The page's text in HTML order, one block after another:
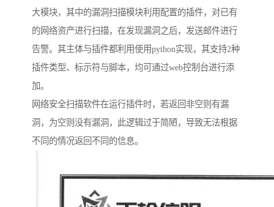
大模块，其中的漏洞扫描模块利用配置的插件，对已有
的网络资产进行扫描，在发现漏洞之后，发送邮件进行
告警。其主体与插件都利用使用python实现，其支持2种
插件类型、标示符与脚本，均可通过web控制台进行添
加。
网络安全扫描软件在运行插件时，若返回非空则有漏
洞，为空则没有漏洞，此逻辑过于简陋，导致无法根据
不同的情况返回不同的信息。